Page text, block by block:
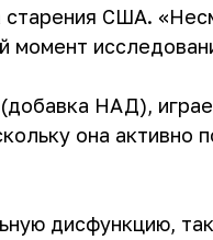
старения США.
НАД),
она активно
дисфункцию,